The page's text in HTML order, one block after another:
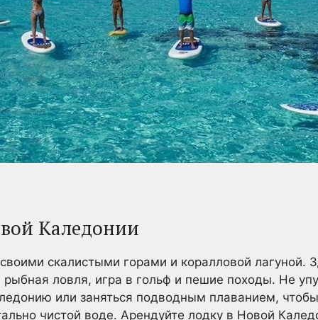
Каледонии
скалистыми горами и коралловой лагуной.
ловля, игра в гольф и пешие походы. Не
или заняться подводным плаванием,
чистой воде. Арендуйте лодку в Новой